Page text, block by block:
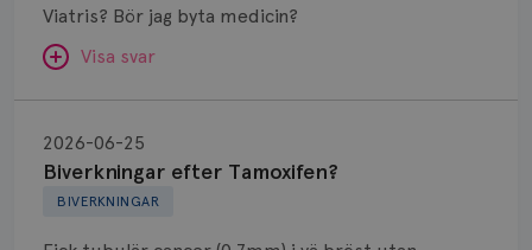
Viatris? Bör jag byta medicin?
Visa svar
SVAR:
Hej. Oavsett vilken hormonsänkande behandling
(men även cytostatika) man får så kan en del
BIVERKNINGAR
Biverkningar efter Tamoxifen?
2026-06-25
efter
Tamoxifen?